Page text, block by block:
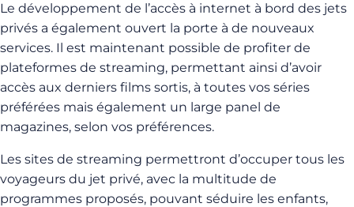
Le développement de l’accès à internet à bord des jets
privés a également ouvert la porte à de nouveaux
services. Il est maintenant possible de profiter de
plateformes de streaming, permettant ainsi d’avoir
accès aux derniers films sortis, à toutes vos séries
préférées mais également un large panel de
magazines, selon vos préférences.
Les sites de streaming permettront d’occuper tous les
voyageurs du jet privé, avec la multitude de
programmes proposés, pouvant séduire les enfants,